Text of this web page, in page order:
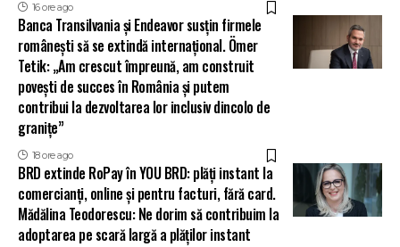
16 ore ago
Banca Transilvania și Endeavor susțin firmele
românești să se extindă internațional. Ömer
Tetik: „Am crescut împreună, am construit
povești de succes în România și putem
contribui la dezvoltarea lor inclusiv dincolo de
granițe”
18 ore ago
BRD extinde RoPay în YOU BRD: plăți instant la
comercianți, online și pentru facturi, fără card.
Mădălina Teodorescu: Ne dorim să contribuim la
adoptarea pe scară largă a plăților instant